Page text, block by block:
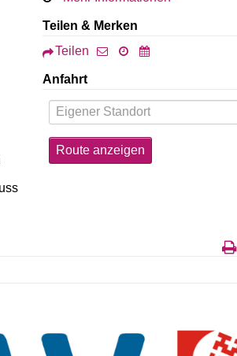
Teilen & Merken
Teilen
Anfahrt